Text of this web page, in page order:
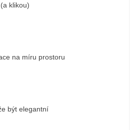
klikou)
na míru prostoru
být elegantní